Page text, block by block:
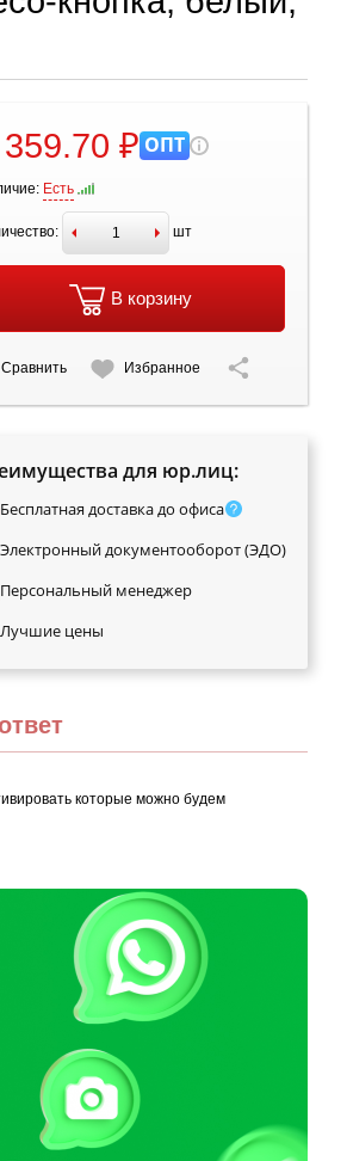
₽ ОПТ
Есть
шт
В корзину
Сравнить Избранное
для юр.лиц:
Бесплатная доставка до офиса
Электронный документооборот (ЭДО)
Персональный менеджер
Лучшие цены
которые можно будем